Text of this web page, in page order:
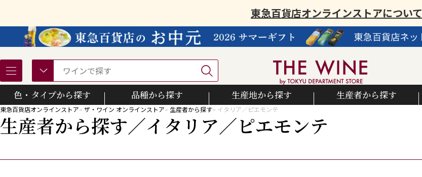
東急百貨店オンラインストアについて
色・タイプから探す 品種から探す 生産地から探す 生産者から探す
東急百貨店オンラインストア ザ・ワイン オンラインストア 生産者から探す イタリア／ピエモンテ
生産者から探す／イタリア／ピエモンテ